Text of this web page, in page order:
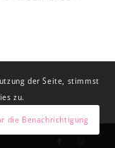
der Seite, stimmst
zu.
die Benachrichtigung